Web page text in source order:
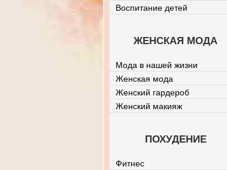
Воспитание детей
ЖЕНСКАЯ МОДА
Мода в нашей жизни
Женская мода
Женский гардероб
Женский макияж
ПОХУДЕНИЕ
Фитнес